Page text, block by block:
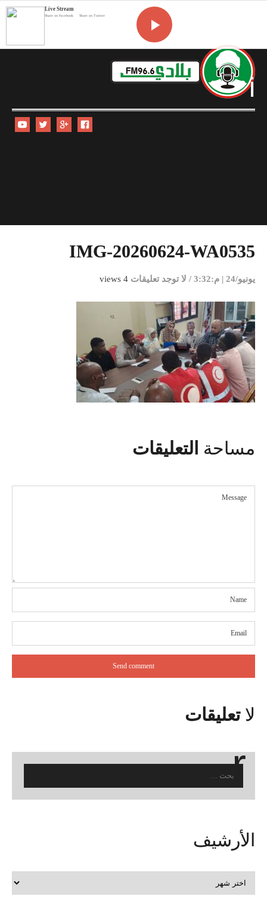
i
IMG-20260624-WA0535
يونيو/24 | م:3:32 / لا توجد تعليقات 4 views
مساحة التعليقات
لاتعليقات
الأرشيف
الأرشيف
Live Stream
Share on Facebook Share on Twitter